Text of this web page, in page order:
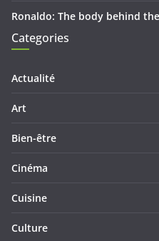
Ronaldo: The body behind
Categories
Actualité
Art
Bien-être
Cinéma
Cuisine
Culture